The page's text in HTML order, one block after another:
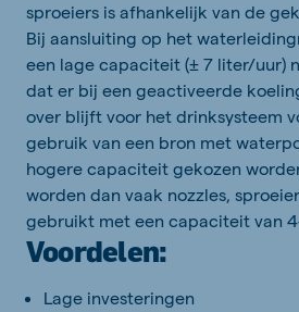
sproeiers is afhankelijk van de
Bij aansluiting op het
een lage capaciteit (± 7 liter/uur)
dat er bij een geactiveerde
over blijft voor het drinksysteem
gebruik van een bron met
hogere capaciteit gekozen
worden dan vaak nozzles,
gebruikt met een capaciteit van
Voordelen:
Lage investeringen